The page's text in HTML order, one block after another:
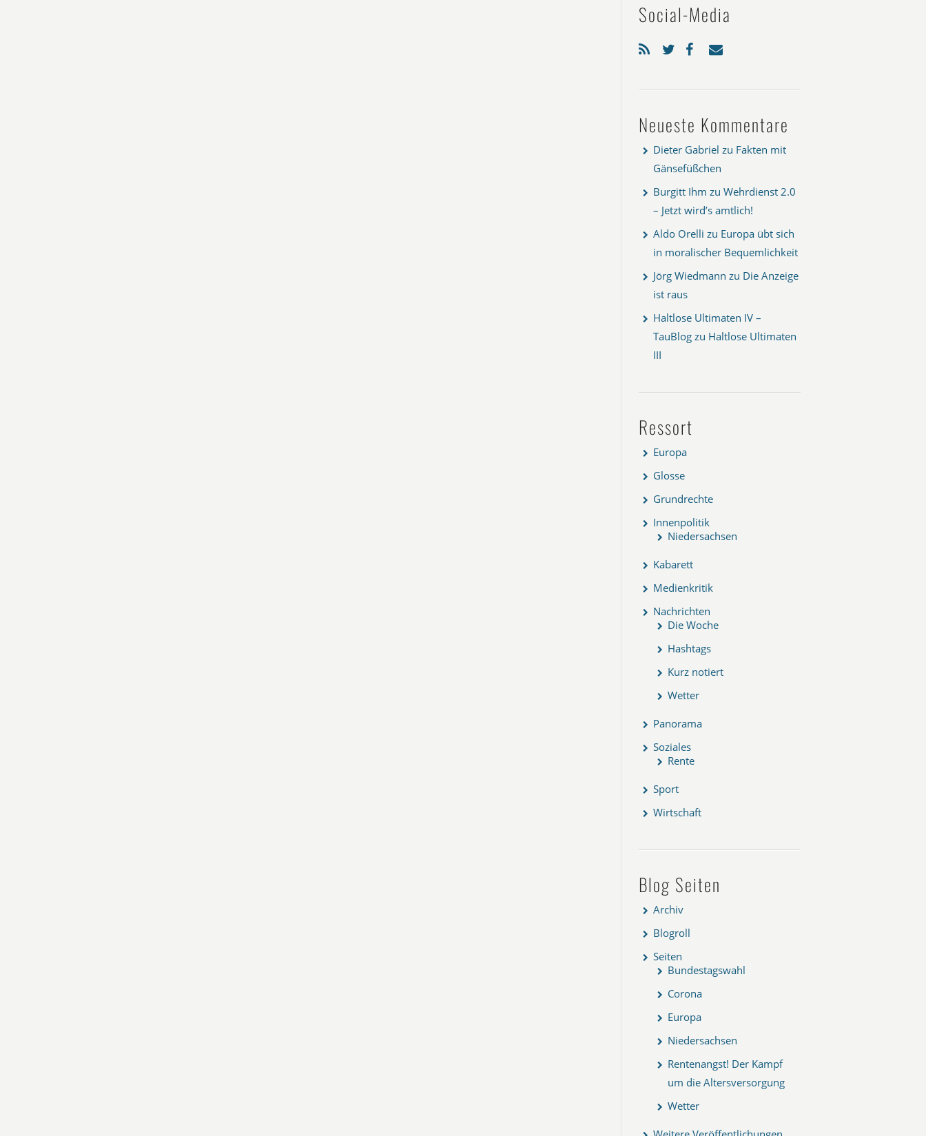
Social-Media
Neueste Kommentare
Dieter Gabriel zu Fakten mit
Gänsefüßchen
Burgitt Ihm zu Wehrdienst 2.0
– Jetzt wird’s amtlich!
Aldo Orelli zu Europa übt sich
in moralischer Bequemlichkeit
Jörg Wiedmann zu Die Anzeige
ist raus
Haltlose Ultimaten IV –
TauBlog zu Haltlose Ultimaten
III
Ressort
Europa
Glosse
Grundrechte
Innenpolitik
Niedersachsen
Kabarett
Medienkritik
Nachrichten
Die Woche
Hashtags
Kurz notiert
Wetter
Panorama
Soziales
Rente
Sport
Wirtschaft
Blog Seiten
Archiv
Blogroll
Seiten
Bundestagswahl
Corona
Europa
Niedersachsen
Rentenangst! Der Kampf
um die Altersversorgung
Wetter